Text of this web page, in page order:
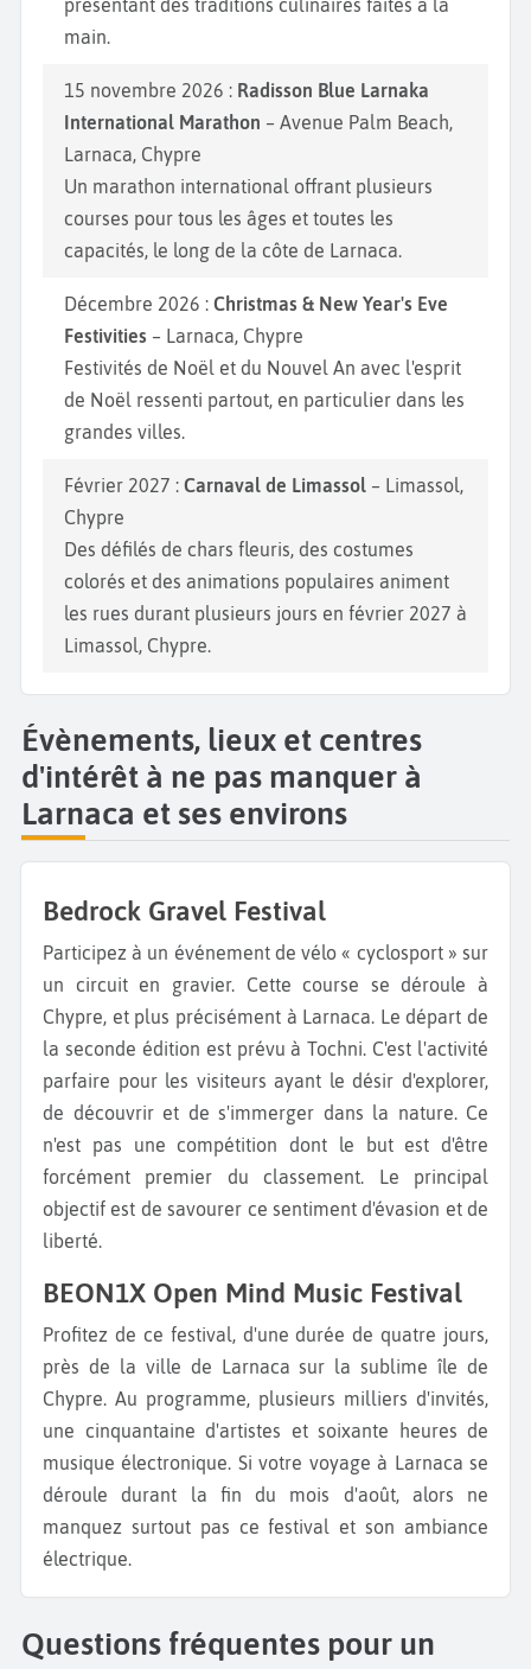
présentant des traditions culinaires faites à la
main.
15 novembre 2026 : Radisson Blue Larnaka
International Marathon – Avenue Palm Beach,
Larnaca, Chypre
Un marathon international offrant plusieurs
courses pour tous les âges et toutes les
capacités, le long de la côte de Larnaca.
Décembre 2026 : Christmas & New Year's Eve
Festivities – Larnaca, Chypre
Festivités de Noël et du Nouvel An avec l'esprit
de Noël ressenti partout, en particulier dans les
grandes villes.
Février 2027 : Carnaval de Limassol – Limassol,
Chypre
Des défilés de chars fleuris, des costumes
colorés et des animations populaires animent
les rues durant plusieurs jours en février 2027 à
Limassol, Chypre.
Évènements, lieux et centres
d'intérêt à ne pas manquer à
Larnaca et ses environs
Bedrock Gravel Festival
Participez à un événement de vélo « cyclosport » sur
un circuit en gravier. Cette course se déroule à
Chypre, et plus précisément à Larnaca. Le départ de
la seconde édition est prévu à Tochni. C'est l'activité
parfaire pour les visiteurs ayant le désir d'explorer,
de découvrir et de s'immerger dans la nature. Ce
n'est pas une compétition dont le but est d'être
forcément premier du classement. Le principal
objectif est de savourer ce sentiment d'évasion et de
liberté.
BEON1X Open Mind Music Festival
Profitez de ce festival, d'une durée de quatre jours,
près de la ville de Larnaca sur la sublime île de
Chypre. Au programme, plusieurs milliers d'invités,
une cinquantaine d'artistes et soixante heures de
musique électronique. Si votre voyage à Larnaca se
déroule durant la fin du mois d'août, alors ne
manquez surtout pas ce festival et son ambiance
électrique.
Questions fréquentes pour un